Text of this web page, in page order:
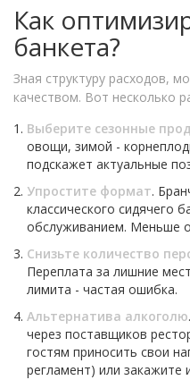
Как
банкета?
Зная структуру расходов,
качеством. Вот несколько
Выберите сезонные
овощи, зимой -
подскажет актуальные
Упростите формат.
классического сидячего
обслуживанием. Меньше
Снизьте количество
Переплата за лишние
лимита - частая ошибка.
Альтернатива алкоголю
через поставщиков
гостям приносить свои
регламент) или закажите